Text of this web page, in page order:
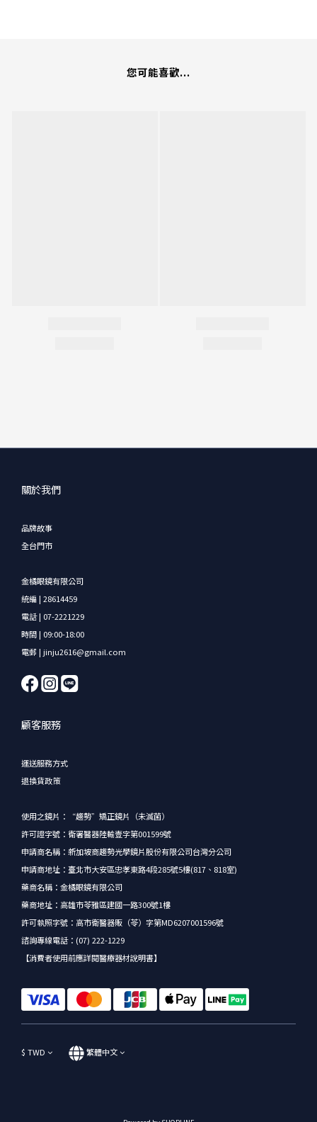
您可能喜歡...
關於我們
品牌故事
全台門市
金橘眼鏡有限公司
統編 | 28614459
電話 | 07-2221229
時間 | 09:00-18:00
電郵 | jinju2616@gmail.com
顧客服務
運送服務方式
退換貨政策
使用之鏡片：“趨勢”矯正鏡片（未滅菌）
許可證字號：衛署醫器陸輸壹字第001599號
申請商名稱：新加坡商趨勢光學鏡片股份有限公司台灣分公司
申請商地址：臺北市大安區忠孝東路4段285號5樓(817、818室)
藥商名稱：金橘眼鏡有限公司
藥商地址：高雄市苓雅區建國一路300號1樓
許可執照字號：高市衛醫器販（苓）字第MD6207001596號
諮詢專線電話：(07) 222-1229
【消費者使用前應詳閱醫療器材說明書】
$ TWD 繁體中文